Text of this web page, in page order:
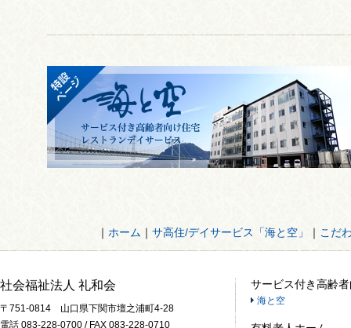
｜ ホーム ｜ サ高住/デイサービス「海と空」 ｜ こだ
社会福祉法人 礼和会
〒751-0814 山口県下関市壇之浦町4-28
電話 083-228-0700 / FAX 083-228-0710
サービス付き高齢
海と空